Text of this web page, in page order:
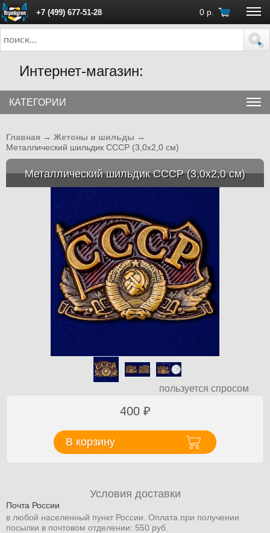
+7 (499) 677-51-28 0 р.
ПН - ПТ с 10:00 до 18:00 (Москва)
Интернет-магазин:
КАТЕГОРИИ
Главная → Жетоны и шильды →
Металлический шильдик СССР (3,0x2,0 см)
Металлический шильдик СССР (3,0x2,0 см)
пользуется спросом
400 ₽
В корзину
Условия доставки
Почта России
в любой населенный пункт России. Оплата при получении
посылки в почтовом отделении: 550 руб.